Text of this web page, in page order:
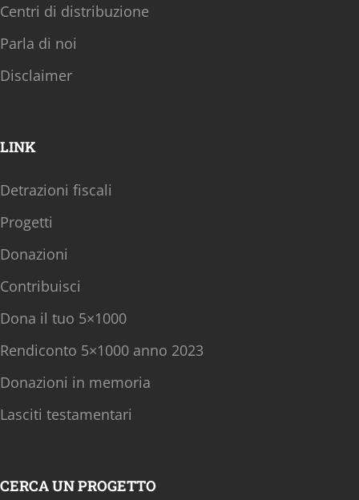
Centri di distribuzione
Parla di noi
Disclaimer
LINK
Detrazioni fiscali
Progetti
Donazioni
Contribuisci
Dona il tuo 5×1000
Rendiconto 5×1000 anno 2023
Donazioni in memoria
Lasciti testamentari
CERCA UN PROGETTO